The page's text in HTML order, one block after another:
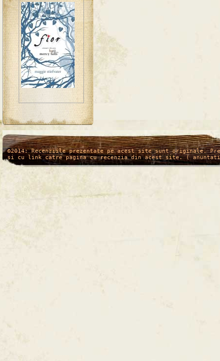
/* */
©2014: Recenziile prezentate pe acest site sunt originale.
si cu link catre pagina cu recenzia din acest site. (